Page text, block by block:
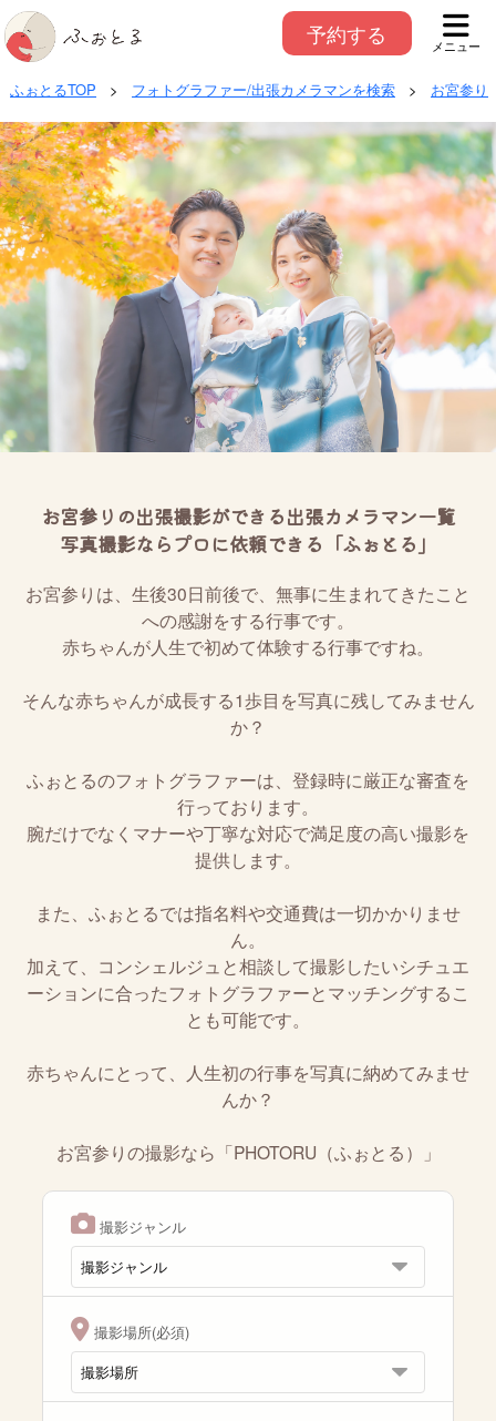
予約する メニュー
ふぉとるTOP > フォトグラファー/出張カメラマンを検索 > お宮参り
お宮参りの出張撮影ができる出張カメラマン一覧
写真撮影ならプロに依頼できる「ふぉとる」
お宮参りは、生後30日前後で、無事に生まれてきたこと
への感謝をする行事です。
赤ちゃんが人生で初めて体験する行事ですね。
そんな赤ちゃんが成長する1歩目を写真に残してみません
か？
ふぉとるのフォトグラファーは、登録時に厳正な審査を
行っております。
腕だけでなくマナーや丁寧な対応で満足度の高い撮影を
提供します。
また、ふぉとるでは指名料や交通費は一切かかりませ
ん。
加えて、コンシェルジュと相談して撮影したいシチュエ
ーションに合ったフォトグラファーとマッチングするこ
とも可能です。
赤ちゃんにとって、人生初の行事を写真に納めてみませ
んか？
お宮参りの撮影なら「PHOTORU（ふぉとる）」
撮影ジャンル
撮影場所(必須)